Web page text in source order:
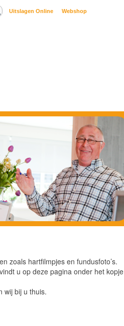
Uitslagen Online Webshop
zoals hartfilmpjes en fundusfoto’s.
u op deze pagina onder het kopje
wij bij u thuis.